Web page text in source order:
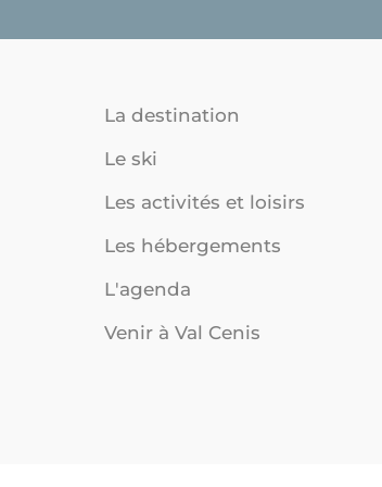
La destination
Le ski
Les activités et loisirs
Les hébergements
L'agenda
Venir à Val Cenis